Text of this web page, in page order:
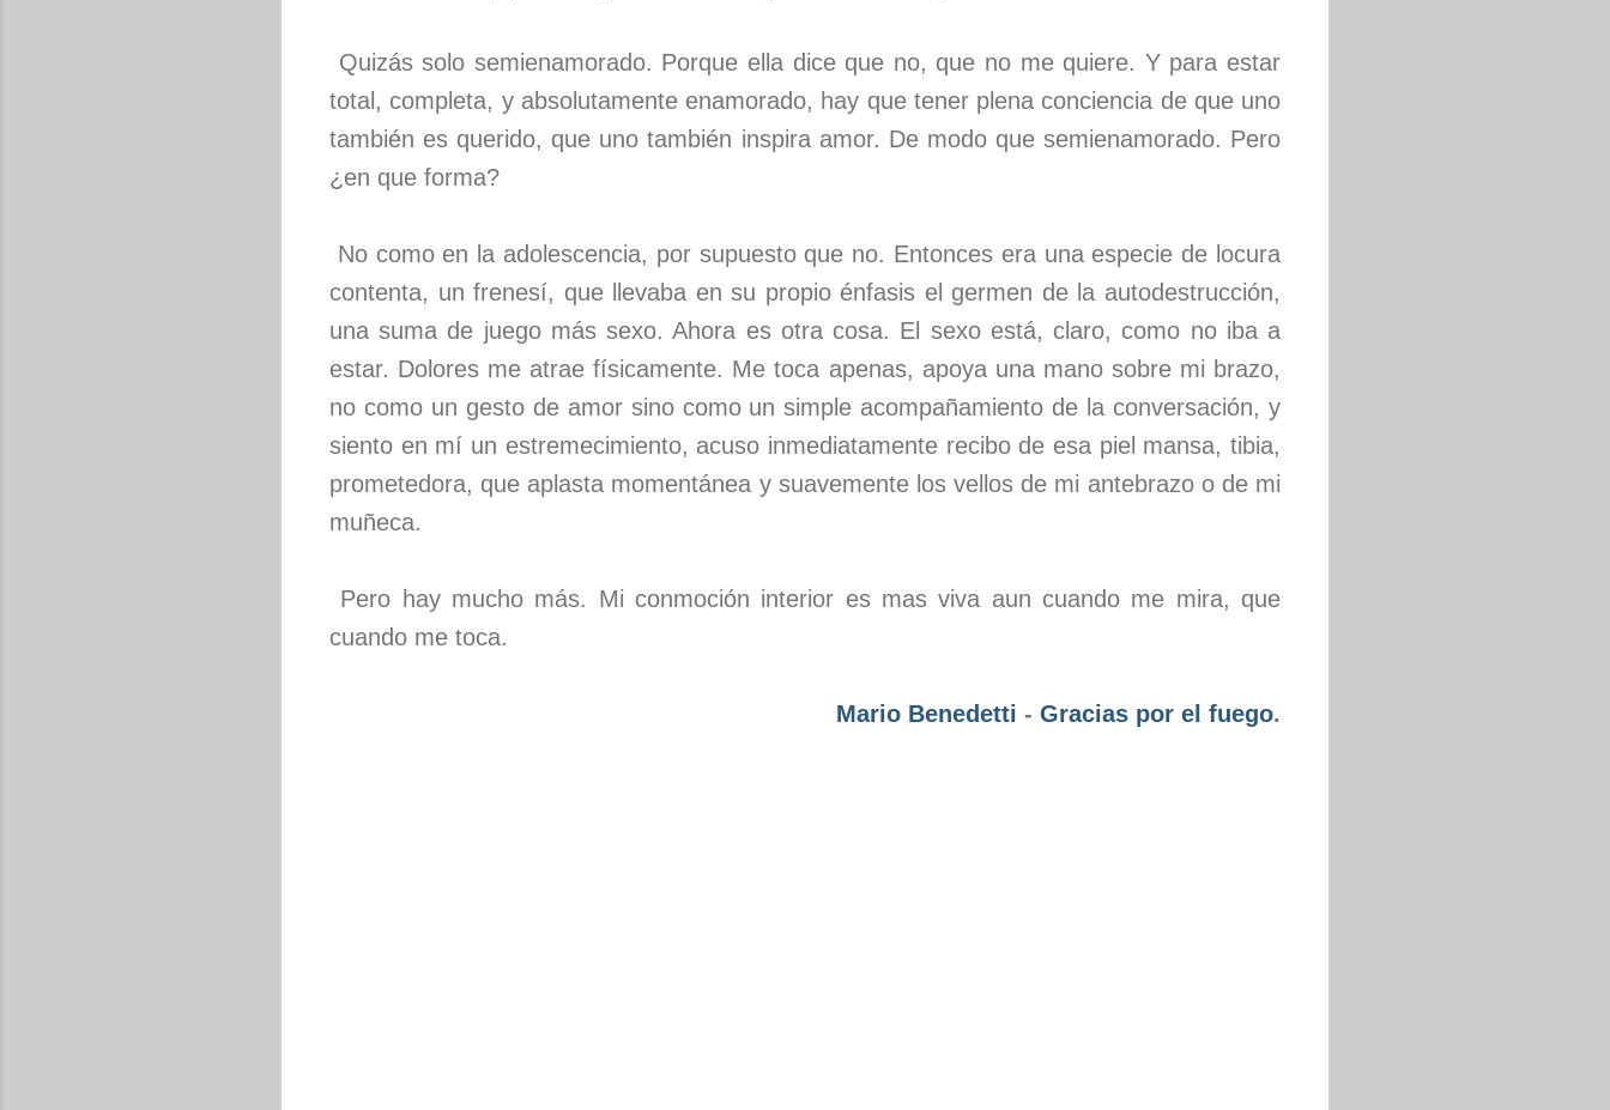
Quizás solo semienamorado. Porque ella dice que no, que no me quiere. Y para estar
total, completa, y absolutamente enamorado, hay que tener plena conciencia de que uno
también es querido, que uno también inspira amor. De modo que semienamorado. Pero
¿en que forma?
No como en la adolescencia, por supuesto que no. Entonces era una especie de locura
contenta, un frenesí, que llevaba en su propio énfasis el germen de la autodestrucción,
una suma de juego más sexo. Ahora es otra cosa. El sexo está, claro, como no iba a
estar. Dolores me atrae físicamente. Me toca apenas, apoya una mano sobre mi brazo,
no como un gesto de amor sino como un simple acompañamiento de la conversación, y
siento en mí un estremecimiento, acuso inmediatamente recibo de esa piel mansa, tibia,
prometedora, que aplasta momentánea y suavemente los vellos de mi antebrazo o de mi
muñeca.
Pero hay mucho más. Mi conmoción interior es mas viva aun cuando me mira, que
cuando me toca.
Mario Benedetti - Gracias por el fuego.